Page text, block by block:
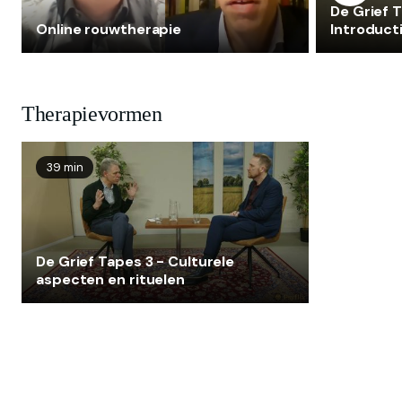
Online rouwtherapie
De Grief
Therapievormen
39 min
De Grief Tapes 3 - Culturele
aspecten en rituelen